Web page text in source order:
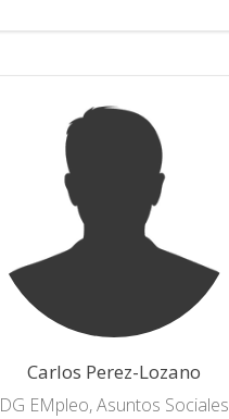
Carlos Perez-Lozano
DG EMpleo, Asuntos Sociales